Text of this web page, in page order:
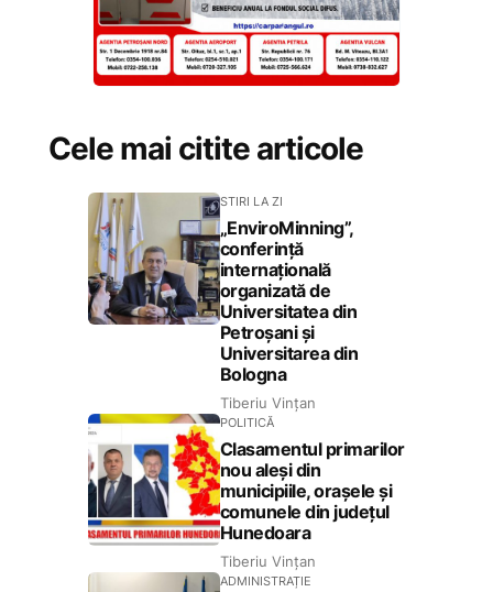
Cele mai citite articole
STIRI LA ZI
„EnviroMinning”,
conferință
internațională
organizată de
Universitatea din
Petroșani și
Universitarea din
Bologna
Tiberiu Vințan
POLITICĂ
Clasamentul primarilor
nou aleși din
municipiile, orașele și
comunele din județul
Hunedoara
Tiberiu Vințan
ADMINISTRAȚIE